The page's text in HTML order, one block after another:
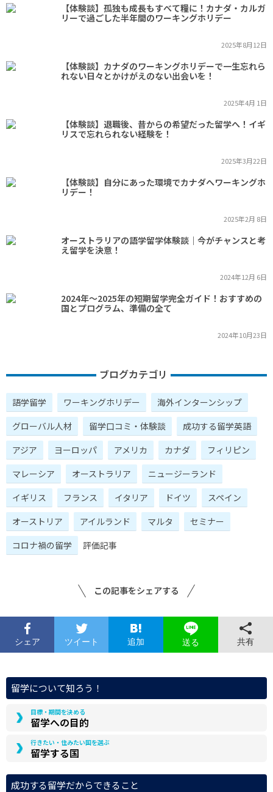
【体験談】孤独も成長もすべて糧に！カナダ・カルガ
リーで過ごした半年間のワーキングホリデー
2025年8月12日
【体験談】カナダのワーキングホリデーで一生忘れら
れない日々とかけがえのない出会いを！
2025年4月 1日
【体験談】退職後、昔からの希望だった留学へ！イギ
リスで忘れられない経験を！
2025年3月22日
【体験談】自分にあった環境でカナダへワーキングホ
リデー！
2025年2月 8日
オーストラリアの語学留学体験談｜今がチャンスと考
え留学を決意！
2024年12月 6日
2024年～2025年の短期留学完全ガイド！おすすめの
国とプログラム、準備の全て
2024年10月23日
ブログカテゴリ
語学留学 ワーキングホリデー
海外インターンシップ
グローバル人材
留学口コミ・体験談
成功する留学英語
アジア
ヨーロッパ アメリカ カナダ
フィリピン
マレーシア
オーストラリア
ニュージーランド
イギリス
フランス イタリア ドイツ
スペイン
オーストリア
アイルランド マルタ
セミナー
コロナ禍の留学
評価記事
この記事をシェアする
シェア ツイート 追加 送る 共有
留学について知ろう！
目標・期間を決める
留学への目的
行きたい・住みたい国を選ぶ
留学する国
成功する留学だからできること